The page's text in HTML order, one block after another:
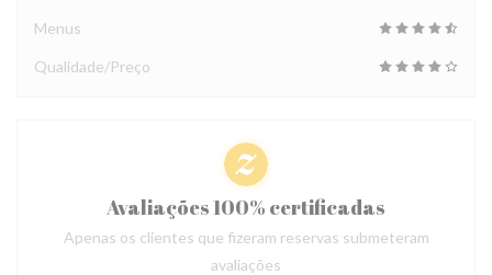
Menus
Qualidade/Preço
Avaliações 100% certificadas
Apenas os clientes que fizeram reservas submeteram
avaliações